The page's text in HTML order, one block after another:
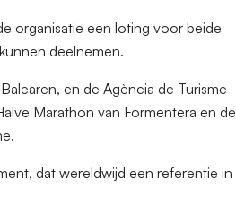
organisatie een loting voor beide
deelnemen.
en de Agència de Turisme
Marathon van Formentera en de
dat wereldwijd een referentie in